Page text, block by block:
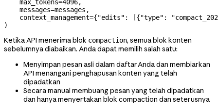
    max_tokens
=4096,
    messages
=messages,
    context_management
={"edits" : [{"type" :
)
Ketika API menerima blok compaction, semua blok konten
sebelumnya diabaikan. Anda dapat memilih salah satu:
Menyimpan pesan asli dalam daftar Anda dan membiarkan
API menangani penghapusan konten yang telah
dipadatkan
Secara manual membuang pesan yang telah dipadatkan
dan hanya menyertakan blok compaction dan seterusnya